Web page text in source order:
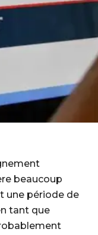
beaucoup
une période de
tant que